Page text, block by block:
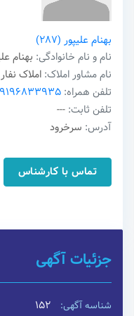
بهنام علیپور (287)
نام و نام خانوادگی: بهنام
نام مشاور املاک: املاک نفار
تلفن همراه:
تلفن ثابت: ---
آدرس: سرخرود
تماس با کارشناس
جزئیات آگهی
شناسه آگهی: 152